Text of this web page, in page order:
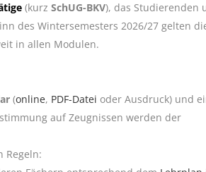
(kurz SchUG-BKV), das Studierenden
des Wintersemesters 2026/27 gelten
in allen Modulen.
(online, PDF-Datei oder Ausdruck) und
auf Zeugnissen werden der
Regeln: